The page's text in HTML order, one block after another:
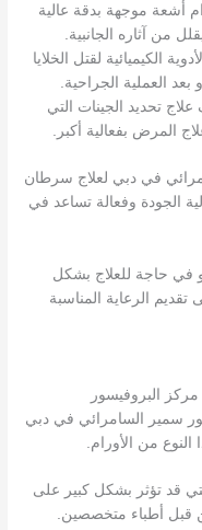
أشعة موجهة بدقة عالية
من آثاره الجانبية.
الكيميائية لقتل الخلايا
العملية الجراحية.
تحديد الجينات التي
المرض بفعالية أكبر.
في دبي لعلاج سرطان
الجودة وفعالة تساعد في
حاجة للعلاج بشكل
الرعاية المناسبة
البروفيسور
سمير السامرائي في دبي
النوع من الأورام.
قد تؤثر بشكل كبير على
قبل أطباء متخصصين.